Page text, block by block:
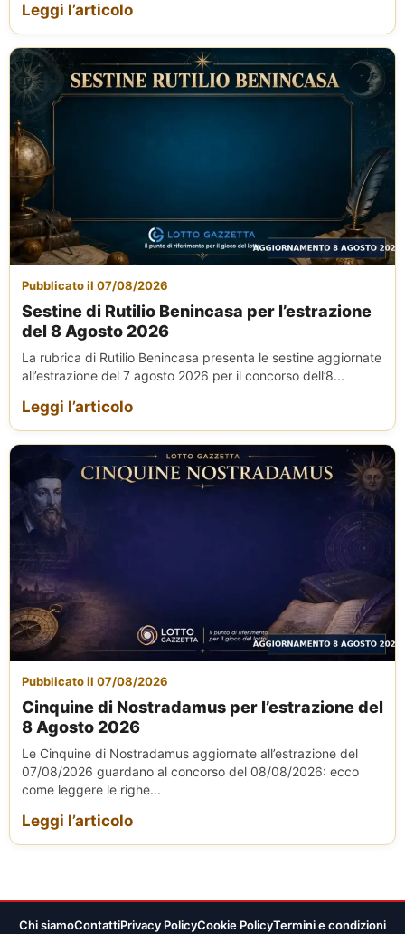
Leggi l’articolo
Pubblicato il 07/08/2026
Sestine di Rutilio Benincasa per l’estrazione
del 8 Agosto 2026
La rubrica di Rutilio Benincasa presenta le sestine aggiornate
all’estrazione del 7 agosto 2026 per il concorso dell’8...
Leggi l’articolo
Pubblicato il 07/08/2026
Cinquine di Nostradamus per l’estrazione del
8 Agosto 2026
Le Cinquine di Nostradamus aggiornate all’estrazione del
07/08/2026 guardano al concorso del 08/08/2026: ecco
come leggere le righe...
Leggi l’articolo
Chi siamoContattiPrivacy PolicyCookie PolicyTermini e condizioni